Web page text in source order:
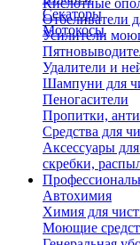
Секаторы
Мотокосы
Кислотные
Отбеливатели
Усилители
Удалители и
Шампуни для
Пеногасители
Пропитки,
Средства для
Аксессуары
скребки,
Автохимия
Химия для
Моющие